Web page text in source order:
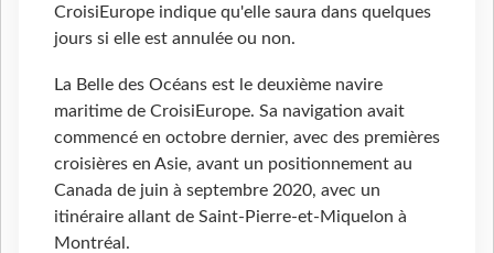
CroisiEurope indique qu'elle saura dans quelques
jours si elle est annulée ou non.
La Belle des Océans est le deuxième navire
maritime de CroisiEurope. Sa navigation avait
commencé en octobre dernier, avec des premières
croisières en Asie, avant un positionnement au
Canada de juin à septembre 2020, avec un
itinéraire allant de Saint-Pierre-et-Miquelon à
Montréal.